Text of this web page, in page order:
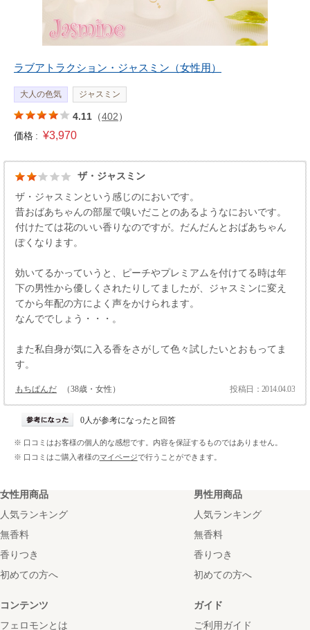
ラブアトラクション・ジャスミン（女性用）
大人の色気 ジャスミン
4.11 （402）
価格 : ¥3,970
ザ・ジャスミン
ザ・ジャスミンという感じのにおいです。
昔おばあちゃんの部屋で嗅いだことのあるようなにおいです。
付けたては花のいい香りなのですが。だんだんとおばあちゃん
ぽくなります。
効いてるかっていうと、ピーチやプレミアムを付けてる時は年
下の男性から優しくされたりしてましたが、ジャスミンに変え
てから年配の方によく声をかけられます。
なんででしょう・・・。
また私自身が気に入る香をさがして色々試したいとおもってま
す。
もちぱんだ （38歳・女性） 投稿日：2014.04.03
0人が参考になったと回答
※ 口コミはお客様の個人的な感想です。内容を保証するものではありません。
※ 口コミはご購入者様のマイページで行うことができます。
女性用商品
人気ランキング
無香料
香りつき
初めての方へ
男性用商品
人気ランキング
無香料
香りつき
初めての方へ
コンテンツ
フェロモンとは
ガイド
ご利用ガイド